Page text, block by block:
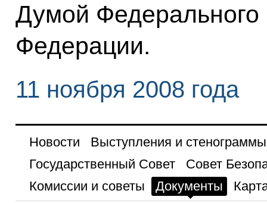
Думой Федерального
Федерации.
11 ноября 2008 года
Новости
Выступления и стенограммы
Государственный Совет
Совет
Комиссии и советы
Документы